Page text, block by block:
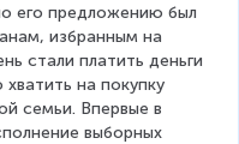
его предложению был
избранным на
стали платить деньги
на покупку
семьи. Впервые в
выборных